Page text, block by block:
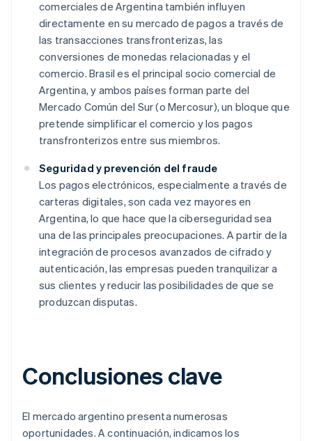
comerciales de Argentina también influyen
directamente en su mercado de pagos a través de
las transacciones transfronterizas, las
conversiones de monedas relacionadas y el
comercio. Brasil es el principal socio comercial de
Argentina, y ambos países forman parte del
Mercado Común del Sur (o Mercosur), un bloque que
pretende simplificar el comercio y los pagos
transfronterizos entre sus miembros.
Seguridad y prevención del fraude
Los pagos electrónicos, especialmente a través de
carteras digitales, son cada vez mayores en
Argentina, lo que hace que la ciberseguridad sea
una de las principales preocupaciones. A partir de la
integración de procesos avanzados de cifrado y
autenticación, las empresas pueden tranquilizar a
sus clientes y reducir las posibilidades de que se
produzcan disputas.
Conclusiones clave
El mercado argentino presenta numerosas
oportunidades. A continuación, indicamos los